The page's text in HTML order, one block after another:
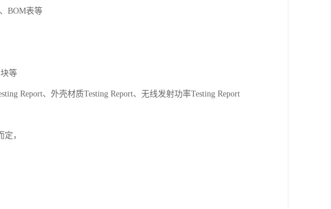
BOM表等
等
Report、外壳材质Testing Report、无线发射功率Testing Report
，